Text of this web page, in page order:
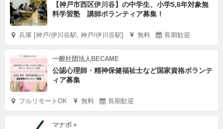
【神戸市西区伊川谷】の中学生、小学5,6年対象無
料学習塾 講師ボランティア募集！
兵庫 [神戸/伊川谷駅, 神戸/伊川谷駅] 無料 長期歓迎
一般社団法人BECAME
公認心理師・精神保健福祉士など国家資格ボランテ
ィア募集
フルリモートOK 無料 長期歓迎
マナボ＋